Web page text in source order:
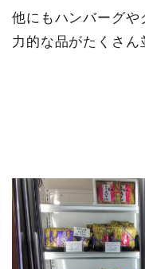
他にもハンバーグや
力的な品がたくさん